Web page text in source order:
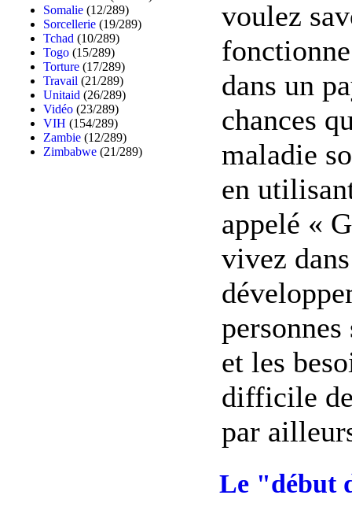
Somalie (12/289)
Sorcellerie (19/289)
Tchad (10/289)
Togo (15/289)
Torture (17/289)
Travail (21/289)
Unitaid (26/289)
Vidéo (23/289)
VIH (154/289)
Zambie (12/289)
Zimbabwe (21/289)
voulez
dans un
chances
maladie
en
appelé «
vivez
et les
difficile
par
Le "début